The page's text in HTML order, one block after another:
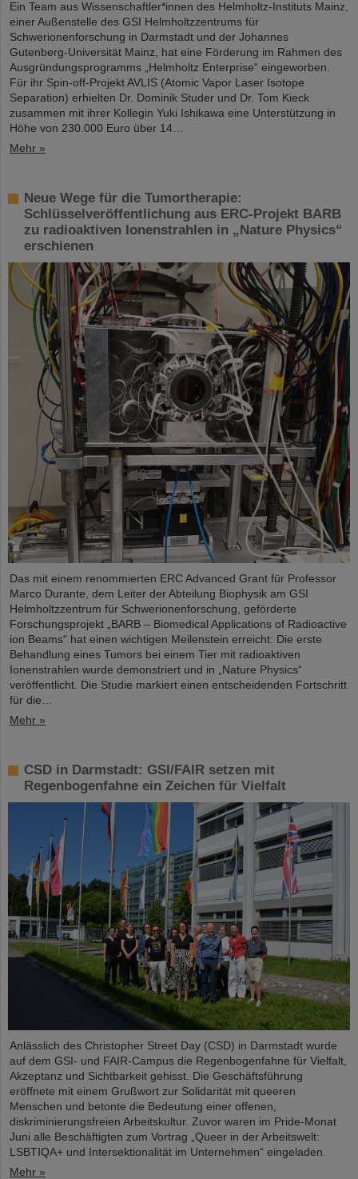
Ein Team aus Wissenschaftler*innen des Helmholtz-Instituts Mainz,
einer Außenstelle des GSI Helmholtzzentrums für
Schwerionenforschung in Darmstadt und der Johannes
Gutenberg-Universität Mainz, hat eine Förderung im Rahmen des
Ausgründungsprogramms „Helmholtz Enterprise“ eingeworben.
Für ihr Spin-off-Projekt AVLIS (Atomic Vapor Laser Isotope
Separation) erhielten Dr. Dominik Studer und Dr. Tom Kieck
zusammen mit ihrer Kollegin Yuki Ishikawa eine Unterstützung in
Höhe von 230.000 Euro über 14…
Mehr »
Neue Wege für die Tumortherapie:
Schlüsselveröffentlichung aus ERC-Projekt BARB
zu radioaktiven Ionenstrahlen in „Nature Physics“
erschienen
Das mit einem renommierten ERC Advanced Grant für Professor
Marco Durante, dem Leiter der Abteilung Biophysik am GSI
Helmholtzzentrum für Schwerionenforschung, geförderte
Forschungsprojekt „BARB – Biomedical Applications of Radioactive
ion Beams“ hat einen wichtigen Meilenstein erreicht: Die erste
Behandlung eines Tumors bei einem Tier mit radioaktiven
Ionenstrahlen wurde demonstriert und in „Nature Physics“
veröffentlicht. Die Studie markiert einen entscheidenden Fortschritt
für die…
Mehr »
CSD in Darmstadt: GSI/FAIR setzen mit
Regenbogenfahne ein Zeichen für Vielfalt
Anlässlich des Christopher Street Day (CSD) in Darmstadt wurde
auf dem GSI- und FAIR-Campus die Regenbogenfahne für Vielfalt,
Akzeptanz und Sichtbarkeit gehisst. Die Geschäftsführung
eröffnete mit einem Grußwort zur Solidarität mit queeren
Menschen und betonte die Bedeutung einer offenen,
diskriminierungsfreien Arbeitskultur. Zuvor waren im Pride-Monat
Juni alle Beschäftigten zum Vortrag „Queer in der Arbeitswelt:
LSBTIQA+ und Intersektionalität im Unternehmen“ eingeladen.
Mehr »